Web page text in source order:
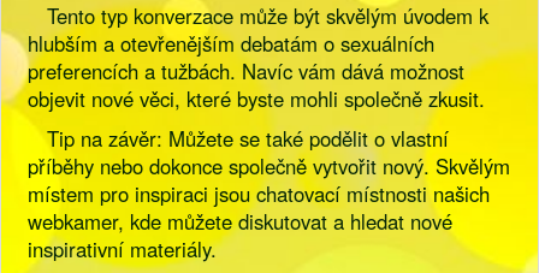
Tento typ konverzace může být skvělým úvodem k
hlubším a otevřenějším debatám o sexuálních
preferencích a tužbách. Navíc vám dává možnost
objevit nové věci, které byste mohli společně zkusit.
Tip na závěr: Můžete se také podělit o vlastní
příběhy nebo dokonce společně vytvořit nový. Skvělým
místem pro inspiraci jsou chatovací místnosti našich
webkamer, kde můžete diskutovat a hledat nové
inspirativní materiály.